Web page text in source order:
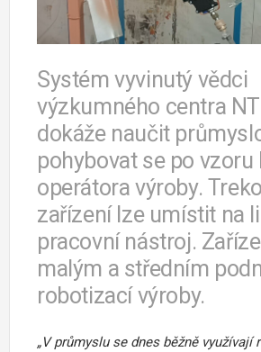
Systém vyvinutý vědci
výzkumného centra
dokáže naučit
pohybovat se po vzoru
operátora výroby.
zařízení lze umístit na
pracovní nástroj.
malým a středním
robotizací výroby.
„V průmyslu se dnes běžně využívají